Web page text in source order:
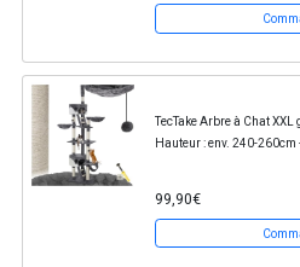
TecTake Arbre à Chat
Hauteur : env. 240-
99,90€